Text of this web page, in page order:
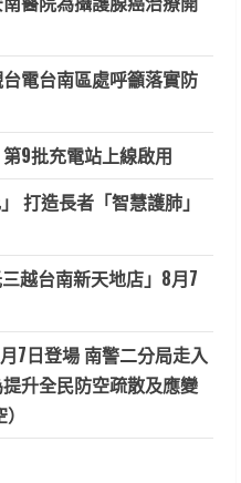
電台南區處呼籲落實防
9批充電站上線啟用
打造長者「智慧護肺」
越台南新天地店」8月7
7日登場 南警二分局走入
升全民防空疏散及應變